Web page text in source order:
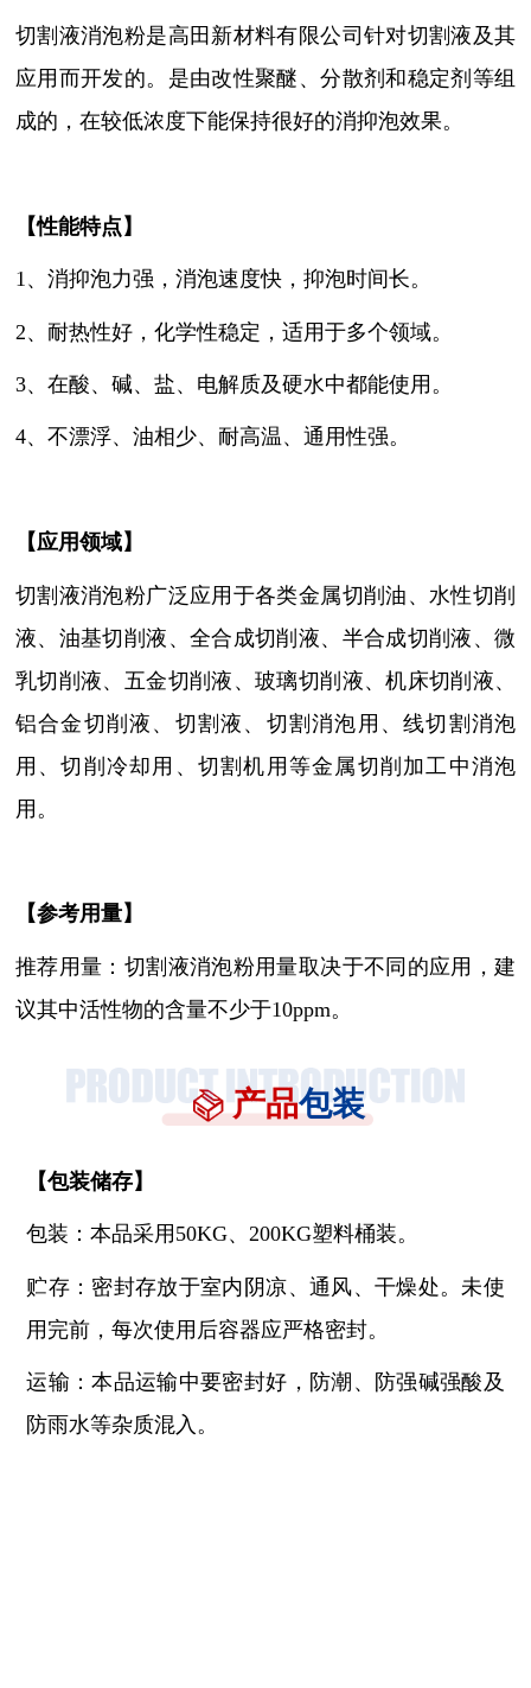
切割液消泡粉是高田新材料有限公司针对切割液及其
应用而开发的。 是由改性聚醚、分散剂和稳定剂等组
成的，在较低浓度下能保持很好的消抑泡效果。
【性能特点】
1、 消抑泡力强，消泡速度快，抑泡时间长。
2、耐热性好，化学性稳定，适用于多个领域。
3、在酸、碱、盐、电解质及硬水中都能使用。
4、 不漂浮、油相少、耐高温、通用性强。
【应用领域】
切割液消泡粉广泛应用于各类金属切削油、水性切削
液、油基切削液、全合成切削液、半合成切削液、微
乳切削液、五金切削液、玻璃切削液、机床切削液、
铝合金切削液、切割液、切割消泡用、线切割消泡
用、切削冷却用、切割机用等金属切削加工中消泡
用。
【参考用量】
推荐用量：切割液消泡粉用量取决于不同的应用，建
议其中活性物的含量不少于10ppm。
产品包装
【包装储存】
包装：本品采用 50KG、200KG塑料桶装。
贮存：密封存放于室内阴凉、通风、干燥处。未使
用完前，每次使用后容器应严格密封。
运输：本品运输中要密封好，防潮、防强碱强酸及
防雨水等杂质混入。